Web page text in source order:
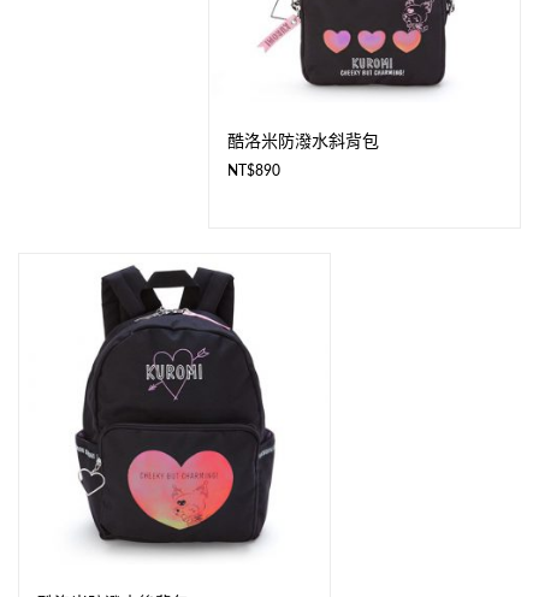
酷洛米防潑水斜背包
NT$890